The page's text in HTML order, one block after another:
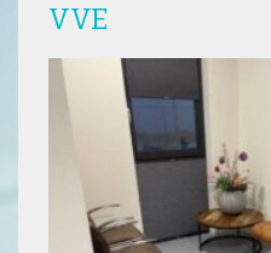
VVE